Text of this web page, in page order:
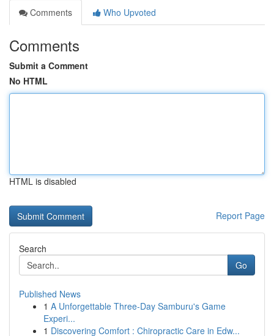
Comments
Who Upvoted
Comments
Submit a Comment
No HTML
HTML is disabled
Report Page
Search
Go
Published News
1 A Unforgettable Three-Day Samburu's Game
Experi...
1 Discovering Comfort : Chiropractic Care in Edw...